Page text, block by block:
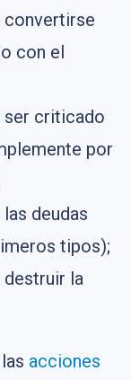
convertirse
con el
ser criticado
por
deudas
tipos);
la
acciones